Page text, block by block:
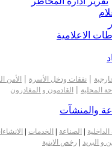
الاعلامية
| نفقات ودخل الأسرة | الأمن
المحلية | القادمون و المغادرون
والمنشآت
| الصناعة | الخدمات |
و البريد | رخص الابنية